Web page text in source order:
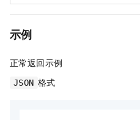
示例
正常返回示例
JSON 格式